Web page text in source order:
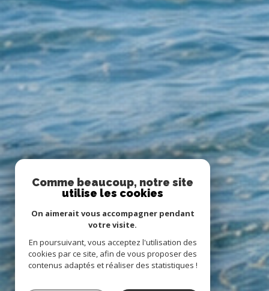
Comme beaucoup, notre site
utilise les cookies
On aimerait vous accompagner pendant
votre visite.
En poursuivant, vous acceptez l'utilisation des
cookies par ce site, afin de vous proposer des
contenus adaptés et réaliser des statistiques !